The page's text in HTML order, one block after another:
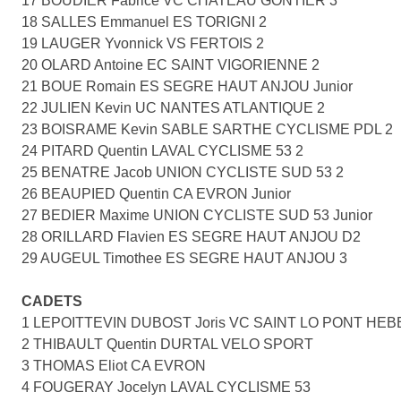
18 SALLES Emmanuel ES TORIGNI 2
19 LAUGER Yvonnick VS FERTOIS 2
20 OLARD Antoine EC SAINT VIGORIENNE 2
21 BOUE Romain ES SEGRE HAUT ANJOU Junior
22 JULIEN Kevin UC NANTES ATLANTIQUE 2
23 BOISRAME Kevin SABLE SARTHE CYCLISME PDL 2
24 PITARD Quentin LAVAL CYCLISME 53 2
25 BENATRE Jacob UNION CYCLISTE SUD 53 2
26 BEAUPIED Quentin CA EVRON Junior
27 BEDIER Maxime UNION CYCLISTE SUD 53 Junior
28 ORILLARD Flavien ES SEGRE HAUT ANJOU D2
29 AUGEUL Timothee ES SEGRE HAUT ANJOU 3
CADETS
1 LEPOITTEVIN DUBOST Joris VC SAINT LO PONT
2 THIBAULT Quentin DURTAL VELO SPORT
3 THOMAS Eliot CA EVRON
4 FOUGERAY Jocelyn LAVAL CYCLISME 53